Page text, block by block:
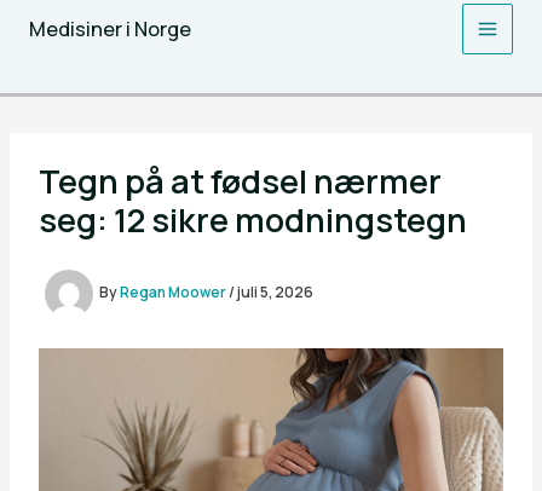
Medisiner i Norge
Tegn på at fødsel nærmer
seg: 12 sikre modningstegn
ByRegan Moower/juli 5, 2026